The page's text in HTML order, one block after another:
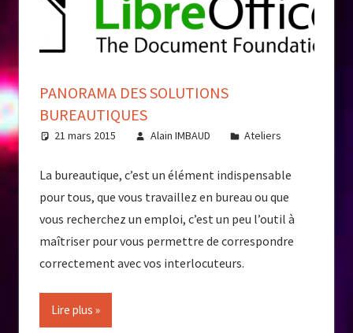
PANORAMA DES SOLUTIONS
BUREAUTIQUES
21 mars 2015 Alain IMBAUD Ateliers
La bureautique, c’est un élément indispensable
pour tous, que vous travaillez en bureau ou que
vous recherchez un emploi, c’est un peu l’outil à
maîtriser pour vous permettre de correspondre
correctement avec vos interlocuteurs.
Lire plus